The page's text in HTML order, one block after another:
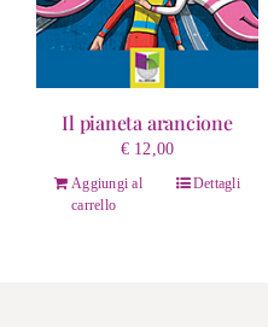
Il pianeta arancione
€12,00
Aggiungi al
carrello
Dettagli